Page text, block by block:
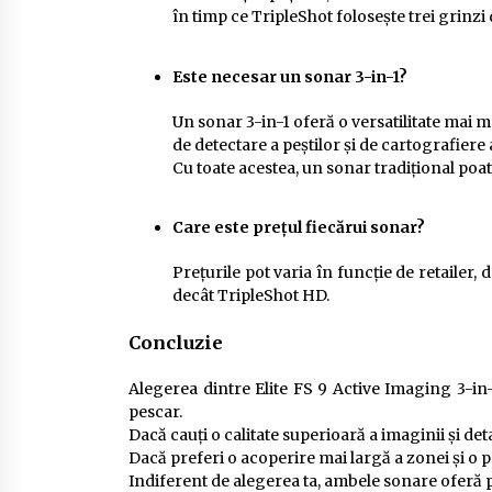
în timp ce TripleShot folosește trei grinzi
Este necesar un sonar 3-in-1?
Un sonar 3-in-1 oferă o versatilitate mai
de detectare a peștilor și de cartografiere
Cu toate acestea, un sonar tradițional
Care este prețul fiecărui sonar?
Prețurile pot varia în funcție de retailer,
decât TripleShot HD.
Concluzie
Alegerea dintre Elite FS 9 Active Imaging 3-
pescar.
Dacă cauți o calitate superioară a imaginii și
Dacă preferi o acoperire mai largă a zonei și o
Indiferent de alegerea ta, ambele sonare